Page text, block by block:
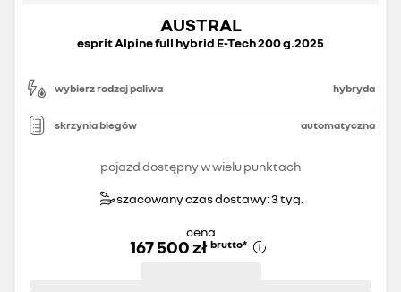
AUSTRAL
esprit Alpine full hybrid E-Tech 200 g.2025
wybierz rodzaj paliwa hybryda
skrzynia biegów automatyczna
pojazd dostępny w wielu punktach
szacowany czas dostawy: 3 tyg.
cena
167 500 zł brutto*